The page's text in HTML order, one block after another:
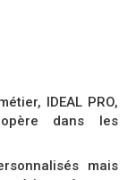
IDEAL PRO,
dans les
mais